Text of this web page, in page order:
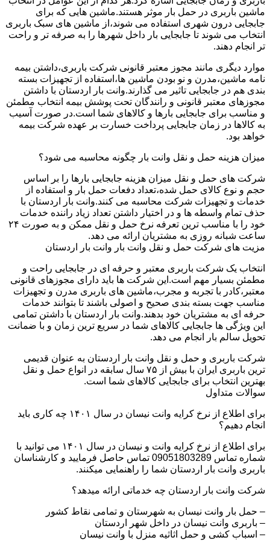
ماشین باربری در حمل بار موثر هستند.ماشین هایی که برای
جابجایی درون شهری استفاده می شوند،از ماشین های سبک باربری
انتخاب می شوند تا جابجایی بار داخل شهرها را به صرفه تر و راحت
تر انجام دهند.
موارد دیگری مانند مجوز معتبر قانونی شرکت باربری،داشتن بیمه
نامه ماشین،مدرن و نو بودن ماشین ها،استفاده از تجهیزات بسته
بندی هم در جابجایی تاثیر می گذارند.وانت بار اردستان با داشتن
مجوزهای معتبر قانونی و رانندگان تحت پوشش بیمه انتخاب مطمئن
و مناسب برای جابجایی بارها و کالاهای شما است.در صورت آسیب
به کالاها در زمان جابجایی پرداخت خسارت بر عهده شرکت بیمه
خواهد بود.
میزان هزینه حمل و نقل وانت بار چگونه محاسبه می شود؟
شرکت های حمل و نقل میزان هزینه جابجایی بارها را بر اساس
حجم و نوع کالای حمل شده،تعداد دفعات حمل بار و استفاده از
خدمات و تجهیزات شرکت محاسبه می کنند.وانت بار اردستان با
حذف تمام واسطه ها و در اختیار داشتن تعداد زیاد راننده خدمات
خود را با مناسب ترین تعرفه نرخ حمل و نقل ممکن و به صورت ۲۴
ساعت شبانه روزی به مشتریان ارائه می دهد.
مزیت های شرکت حمل و نقل وانت بار وانت بار اردستان
انتخاب یک شرکت باربری معتبر و حرفه ای در جابجایی راحت و
مطمئن بسیار مهم است.این شرکت ها باید دارای مجوزهای قانونی
معتبر،کادر با تجربه و مجرب،ماشین های باربری مدرن و تجهیزات
مناسب جهت بسته بندی صحیح و اصولی باشند تا بتوانند خدمات
حرفه ای به مشتریان خود بدهند.وانت بار اردستان با داشتن تمامی
این ویژگی ها جابجایی کالاهای شما در سریع ترین زمان و با ضمانت
تحویل سالم بار انجام می دهد.
شرکت باربری و حمل و نقل وانت بار اردستان به عنوان قدیمی
ترین باربری ایران با بیش از ۷۵ سال سابقه در انواع حمل و نقل
بهترین انتخاب برای جابجایی کالاهای شما است.
سوالات متداول
برای اطلاع از نرخ کرایه وانت نیسان در سال ۱۴۰۱ چه کاری باید
انجام دهیم؟
برای اطلاع از نرخ کرایه وانت و نیسان در سال ۱۴۰۱ می توانید با
شماره تماس 09051803289 تماس حاصل فرمایید و کارشناسان
باربری وانت بار اردستان شما را راهنمایی میکنند.
شرکت وانت بار اردستان چه خدماتی ارائه میدهد؟
– حمل بار وانت نیسان به شهرستان و تمامی نقاط کشور
– باربری وانت نیسان در داخل شهر اردستان
– اسباب کشی و حمل اثاثیه منزل با وانت نیسان